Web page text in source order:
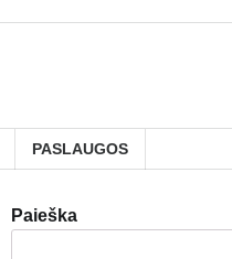
PASLAUGOS
Paieška